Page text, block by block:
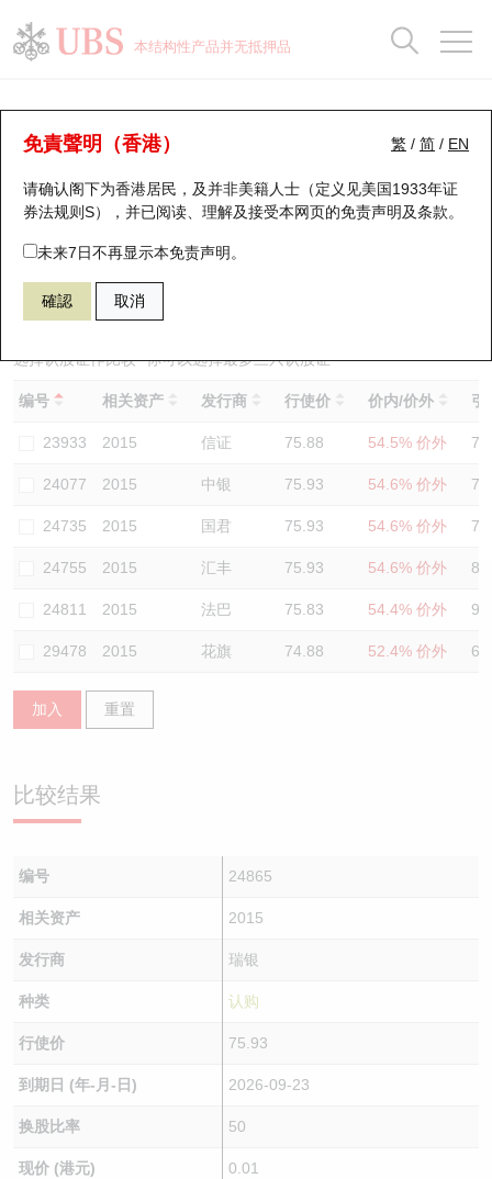
本结构性产品并无抵押品
繁 / 简 / EN
免責聲明（香港）
请确认阁下为香港居民，及并非美籍人士（定义见美国1933年证
券法规则S），并已阅读、理解及接受本网页的免责声明及条款。
未来7日不再显示本免责声明。
確認 取消
认股证分析仪
表现 街货统计 比较
24865 瑞银认购 2015 理想汽车－Ｗ
选择认股证作比较*你可以选择最多三只认股证
编号 相关资产 发行商 行使价 价内/价外 引
23933 2015 信证 75.88 54.5% 价外
24077 2015 中银 75.93 54.6% 价外
24735 2015 国君 75.93 54.6% 价外
24755 2015 汇丰 75.93 54.6% 价外
24811 2015 法巴 75.83 54.4% 价外
29478 2015 花旗 74.88 52.4% 价外
加入 重置
比较结果
编号 24865
相关资产 2015
发行商 瑞银
种类 认购
行使价 75.93
到期日 (年-月-日) 2026-09-23
换股比率 50
现价 (港元) 0.01
瑞银认股证一览
新发行瑞银认股证
即将到期认股证
认股证到期结算价查找
认股证分析仪
认股证速算机
认股证/牛熊证日志
认股证文件及公告
街货统计
比较
牛熊全景快搜
牛熊证搜寻
牛熊证街货分布图
正股牛熊证列表
新发行瑞银牛熊证
已收回牛熊证剩余价值
牛熊证到期结算价查找
牛熊证分析仪
街货统计
比较
十大升幅/跌幅
十大认股证成交分布
十天股证占大市成交
资金流
街货统计
三十大平均引伸波幅
正股分析仪
二十大活跃股份
恒指成份股
国指成份股
科指成份股
相关资产沽空
中资ETFs溢价比较
AH 股价对照
持股比重
显示所有持股比重
每月轮证大市专题
轮证专栏
讲座及教育短片
认股证投资者教育
牛熊证投资者教育
认股证牛熊证常问问题